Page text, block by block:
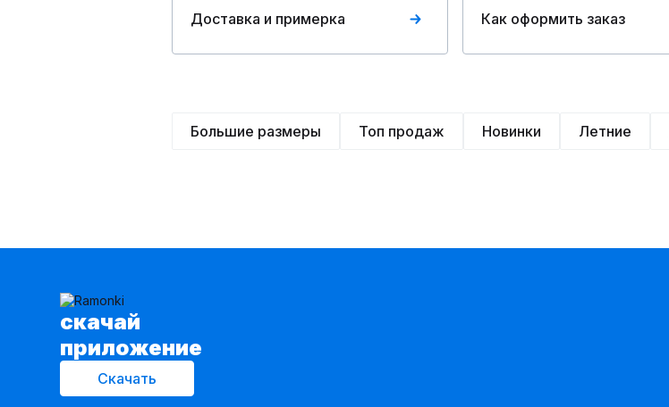
Доставка и примерка Как оформить заказ
Большие размеры Топ продаж Новинки Летние
cкачай
приложение
Скачать